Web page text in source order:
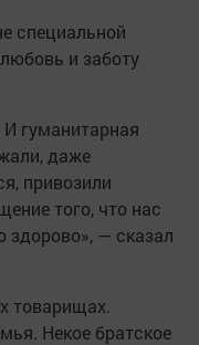
специальной
и заботу
гуманитарная
даже
привозили
того, что нас
здорово», — сказал
товарищах.
Некое братское